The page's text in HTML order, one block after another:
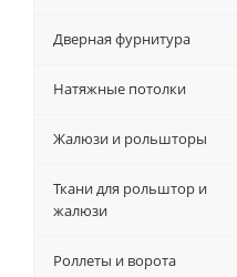
Дверная фурнитура
Натяжные потолки
Жалюзи и рольшторы
Ткани для рольштор и
жалюзи
Роллеты и ворота